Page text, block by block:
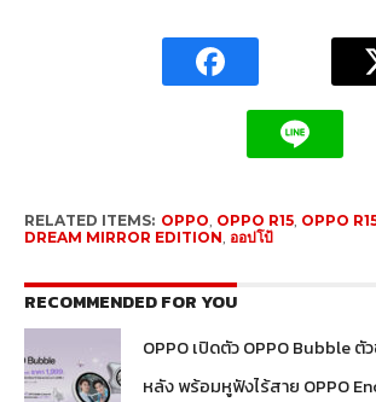
RELATED ITEMS: OPPO, OPPO R15, OPPO
DREAM MIRROR EDITION, ออปโป้
RECOMMENDED FOR YOU
OPPO เปิดตัว OPPO Bubble
หลัง พร้อมหูฟังไร้สาย OPPO